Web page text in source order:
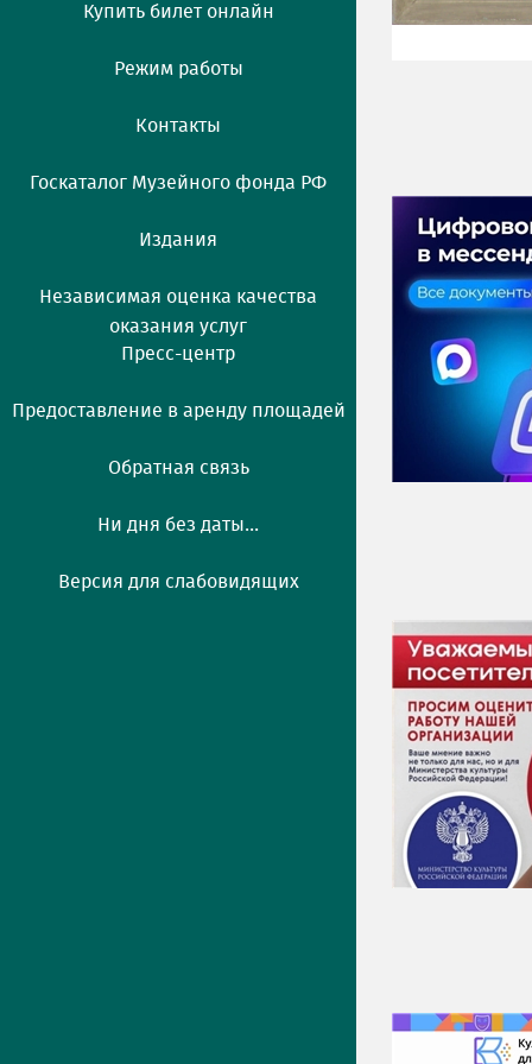
Купить билет онлайн
Режим работы
Контакты
Госкаталог Музейного фонда РФ
Издания
Независимая оценка качества
оказания услуг
Пресс-центр
Предоставление в аренду площадей
Обратная связь
Ни дня без даты...
Версия для слабовидящих